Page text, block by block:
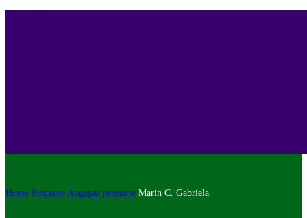
Home Primarie Angajati primarie Marin C. Gabriela